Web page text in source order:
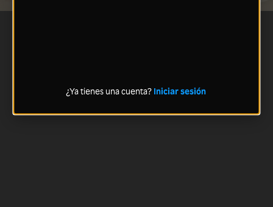
¿Ya tienes una cuenta? Iniciar sesión